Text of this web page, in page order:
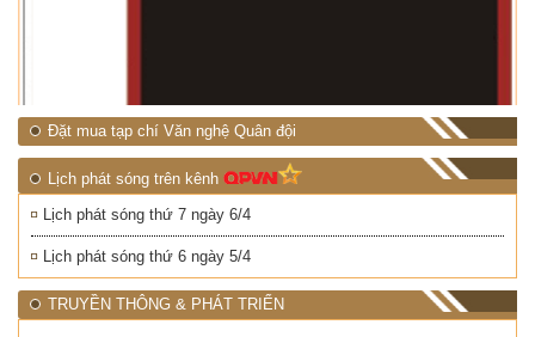
Đặt mua tạp chí Văn nghệ Quân đội
Lịch phát sóng trên kênh
Lịch phát sóng thứ 7 ngày 6/4
Lịch phát sóng thứ 6 ngày 5/4
TRUYỀN THÔNG & PHÁT TRIỂN